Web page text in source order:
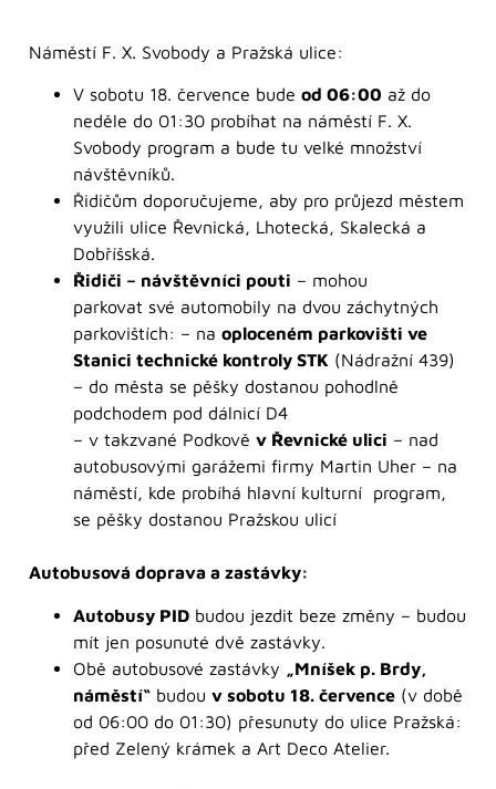
Náměstí F. X. Svobody a Pražská ulice:
V sobotu 18. července bude od 06:00 až do
neděle do 01:30 probíhat na náměstí F. X.
Svobody program a bude tu velké množství
návštěvníků.
Řidičům doporučujeme, aby pro průjezd městem
využili ulice Řevnická, Lhotecká, Skalecká a
Dobříšská.
Řidiči – návštěvníci pouti – mohou
parkovat své automobily na dvou záchytných
parkovištích: – na oploceném parkovišti ve
Stanici technické kontroly STK (Nádražní 439)
– do města se pěšky dostanou pohodlně
podchodem pod dálnicí D4
– v takzvané Podkově v Řevnické ulici – nad
autobusovými garážemi firmy Martin Uher – na
náměstí, kde probíhá hlavní kulturní program,
se pěšky dostanou Pražskou ulicí
Autobusová doprava a zastávky:
Autobusy PID budou jezdit beze změny – budou
mít jen posunuté dvě zastávky.
Obě autobusové zastávky
„Mníšek p. Brdy,
náměstí“ budou v sobotu 18. července (v době
od 06:00 do 01:30) přesunuty do ulice Pražská:
před Zelený krámek a Art Deco Atelier.